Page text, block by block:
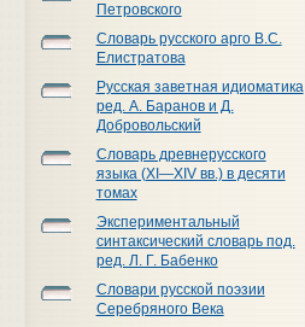
Петровского
Словарь русского арго В.С.
Елистратова
Русская заветная идиоматика
ред. А. Баранов и Д.
Добровольский
Словарь древнерусского
языка (XI—XIV вв.) в десяти
томах
Экспериментальный
синтаксический словарь под.
ред. Л. Г. Бабенко
Словари русской поэзии
Серебряного Века